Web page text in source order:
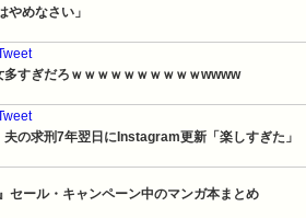
やめなさい」
多すぎだろｗｗｗｗｗｗｗｗｗｗwwww
夫の求刑7年翌日にInstagram更新「楽しすぎた」
セール・キャンペーン中のマンガ本まとめ